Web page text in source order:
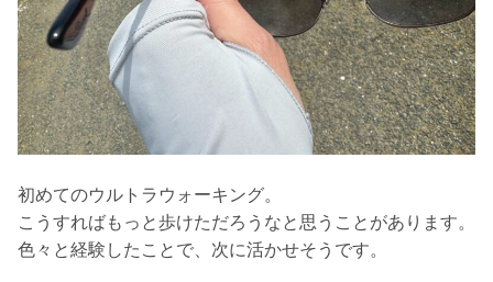
初めてのウルトラウォーキング。
こうすればもっと歩けただろうなと思うことがあります。
色々と経験したことで、次に活かせそうです。